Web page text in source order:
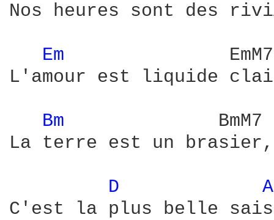
Nos heures sont des
Em
L'amour est liquide
Bm
La terre est un brasier,
D
C'est la plus belle